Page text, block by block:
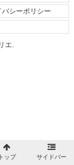
バシーポリシー
エ.
トップ サイドバー